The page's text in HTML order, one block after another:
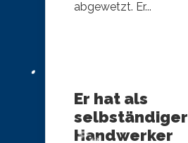
abgewetzt. Er...
Er hat als
selbständiger
Handwerker